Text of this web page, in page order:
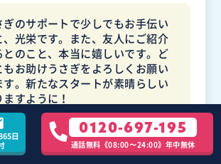
ぎのサポートで少しでもお手伝い
、光栄です。また、友人にご紹介
とのこと、本当に嬉しいです。ど
もお助けうさぎをよろしくお願い
す。新たなスタートが素晴らしい
すように！
日
0120-697-195
通話無料《08:00〜24:00》年中無休